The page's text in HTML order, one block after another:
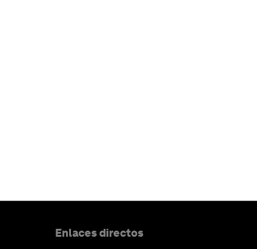
Enlaces directos